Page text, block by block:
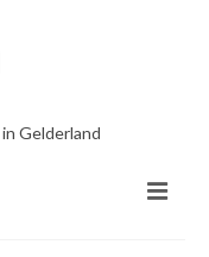
Gelderland